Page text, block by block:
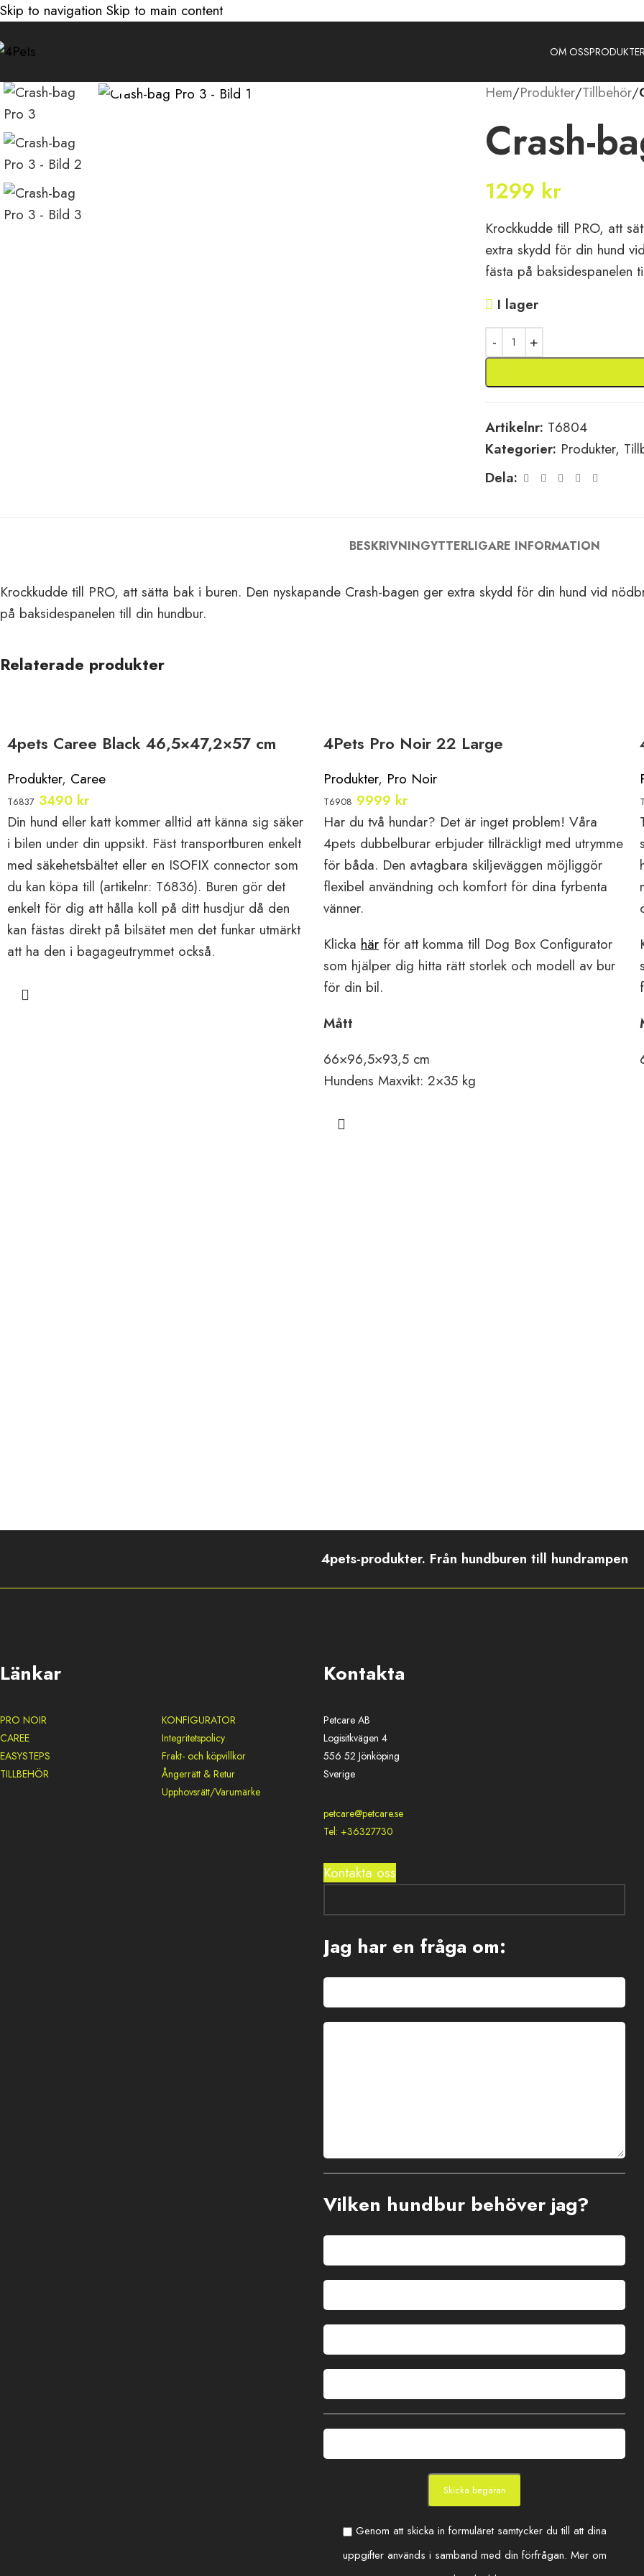
Skip to navigation Skip to main content
OM OSS
Hem/Produkter/Tillbehör/
Crash-
1299 kr
Krockkudde till PRO, att
extra skydd för din hund
fästa på baksidespanelen
I lager
Artikelnr: T6804
Kategorier: Produkter,
Dela:
BESKRIVNINGYTTERLIGARE INFORMATION
Krockkudde till PRO, att sätta bak i buren. Den nyskapande Crash-bagen ger extra skydd för din hund vid
på baksidespanelen till din hundbur.
Relaterade produkter
4pets Caree Black 46,5×47,2×57 cm
Produkter, Caree
T6837 3490 kr
Din hund eller katt kommer alltid att känna sig säker
i bilen under din uppsikt. Fäst transportburen enkelt
med säkehetsbältet eller en ISOFIX connector som
du kan köpa till (artikelnr: T6836). Buren gör det
enkelt för dig att hålla koll på ditt husdjur då den
kan fästas direkt på bilsätet men det funkar utmärkt
att ha den i bagageutrymmet också.
4Pets Pro Noir 22 Large
Produkter, Pro Noir
T6908 9999 kr
Har du två hundar? Det är inget problem! Våra
4pets dubbelburar erbjuder tillräckligt med utrymme
för båda. Den avtagbara skiljeväggen möjliggör
flexibel användning och komfort för dina fyrbenta
vänner.
Klicka här för att komma till Dog Box Configurator
som hjälper dig hitta rätt storlek och modell av bur
för din bil.
Mått
66×96,5×93,5 cm
Hundens Maxvikt: 2×35 kg
4pets-produkter. Från hundburen till hundrampen
Länkar
PRO NOIR
CAREE
EASYSTEPS
TILLBEHÖR
KONFIGURATOR
Integritetspolicy
Frakt- och köpvillkor
Ångerrätt & Retur
Upphovsrätt/Varumärke
Kontakta
Petcare AB
Logisitkvägen 4
556 52 Jönköping
Sverige
petcare@petcare.se
Tel: +36327730
Kontakta oss
Jag har en fråga om:
Vilken hundbur behöver jag?
Genom att skicka in formuläret samtycker du till att dina
uppgifter används i samband med din förfrågan. Mer om